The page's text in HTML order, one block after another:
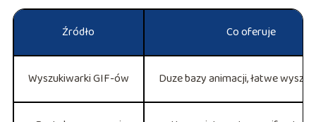
Źródło Co oferuje
Wyszukiwarki GIF-ów Duze bazy animacji, łatwe